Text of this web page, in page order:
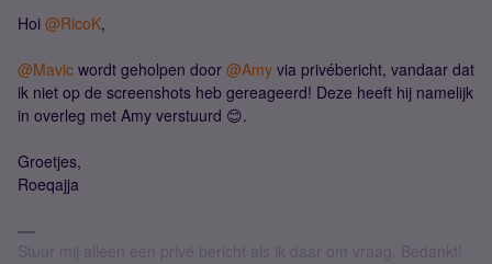
Hoi @RicoK,
@Mavic wordt geholpen door @Amy via privébericht, vandaar dat
ik niet op de screenshots heb gereageerd! Deze heeft hij namelijk
in overleg met Amy verstuurd 😊.
Groetjes,
Roeqajja
Stuur mij alleen een privé bericht als ik daar om vraag. Bedankt!